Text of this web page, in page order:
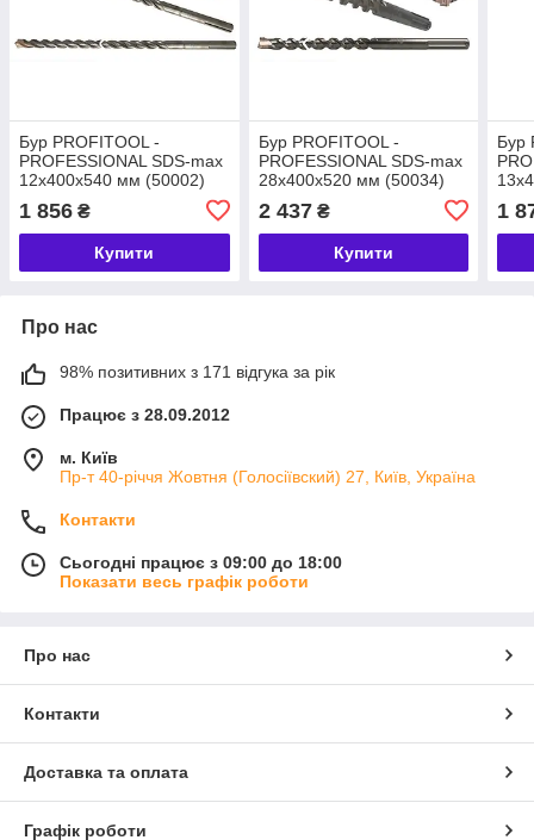
Бур PROFITOOL -
PROFESSIONAL SDS-max
12x400x540 мм (50002)
1 856 ₴
Купити
Бур PROFITOOL -
PROFESSIONAL SDS-max
28x400x520 мм (50034)
2 437₴
Купити
Бур
1
Про нас
98% позитивних з 171 відгука за рік
Працює з 28.09.2012
м. Київ
Пр-т 40-річчя Жовтня (Голосіївский) 27, Київ, Україна
Контакти
Сьогодні працює з 09:00 до 18:00
Показати весь графік роботи
Про нас
Контакти
Доставка та оплата
Графік роботи